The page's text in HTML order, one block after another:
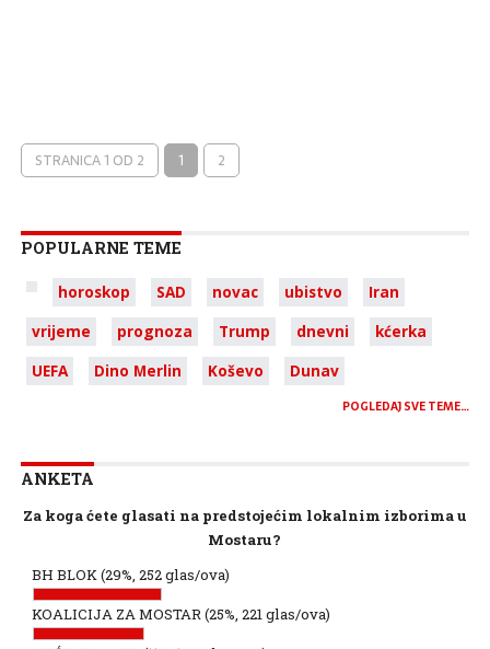
STRANICA 1 OD 2 1 2
POPULARNE TEME
horoskop SAD novac ubistvo
Iran
vrijeme
prognoza Trump dnevni
kćerka
UEFA
Dino Merlin Koševo Dunav
POGLEDAJ SVE TEME…
ANKETA
Za koga ćete glasati na predstojećim lokalnim izborima u
Mostaru?
BH BLOK(29%, 252 glas/ova)
KOALICIJA ZA MOSTAR(25%, 221 glas/ova)